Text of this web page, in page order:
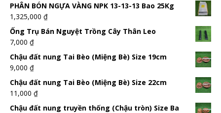
PHÂN BÓN NGỰA VÀNG NPK 13-13-13 Bao 25Kg
1,325,000 ₫
Ống Trụ Bán Nguyệt Trồng Cây Thân Leo
7,000 ₫
Chậu đất nung Tai Bèo (Miệng Bè) Size 19cm
9,000 ₫
Chậu đất nung Tai Bèo (Miệng Bè) Size 22cm
11,000 ₫
Chậu đất nung truyền thống (Chậu tròn) Size Ba